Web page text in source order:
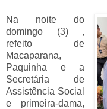
Na noite do
domingo (3) ,
refeito de
Macaparana,
Paquinha e a
Secretária de
Assistência Social
e primeira-dama,